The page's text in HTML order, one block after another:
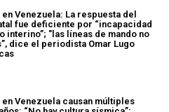
Venezuela: La respuesta del
fue deficiente por “incapacidad
interino”; "las líneas de mando no
dice el periodista Omar Lugo
Venezuela causan múltiples